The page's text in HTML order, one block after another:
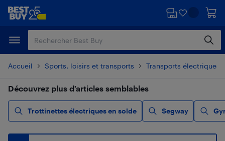
Passer
principal
Passer
Accueil Sports, loisirs et transports Transports électriques
Découvrez plus d’articles semblables
Trottinettes électriques en solde Segway